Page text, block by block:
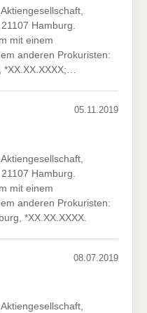
Hamburg.
mit einem
anderen Prokuristen:
05.11.2019
Hamburg.
mit einem
anderen Prokuristen:
*XX.XX.XXXX.
08.07.2019